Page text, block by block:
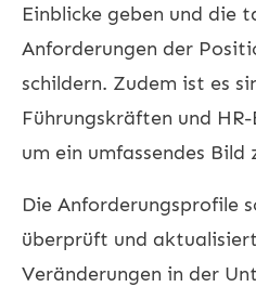
Einblicke geben und die
Anforderungen der
schildern. Zudem ist es
Führungskräften und
um ein umfassendes Bild
Die Anforderungsprofile
überprüft und
Veränderungen in der